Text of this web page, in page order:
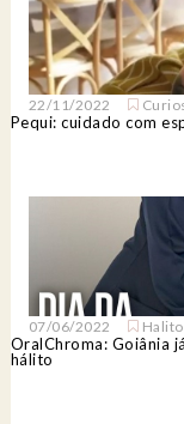
22/11/2022
Pequi: cuidado com
07/06/2022
OralChroma: Goiânia
hálito